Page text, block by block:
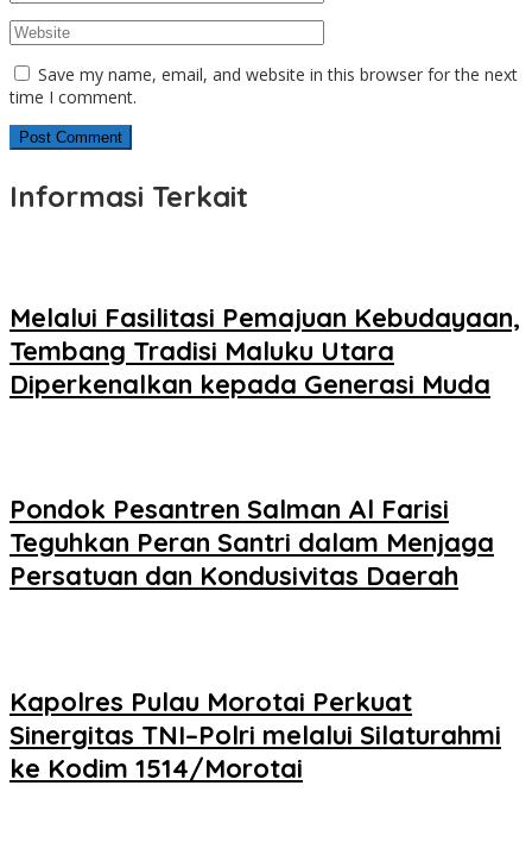
Save my name, email, and website in this browser for the next
time I comment.
Informasi Terkait
Melalui Fasilitasi Pemajuan Kebudayaan,
Tembang Tradisi Maluku Utara
Diperkenalkan kepada Generasi Muda
Pondok Pesantren Salman Al Farisi
Teguhkan Peran Santri dalam Menjaga
Persatuan dan Kondusivitas Daerah
Kapolres Pulau Morotai Perkuat
Sinergitas TNI–Polri melalui Silaturahmi
ke Kodim 1514/Morotai